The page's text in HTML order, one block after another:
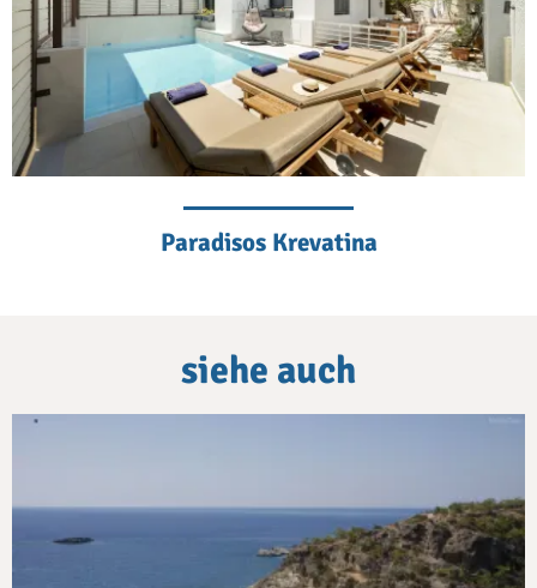
Paradisos Krevatina
siehe auch